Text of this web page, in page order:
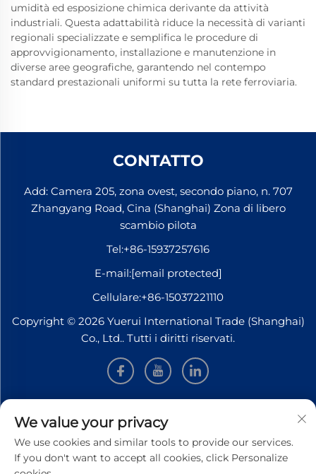
umidità ed esposizione chimica derivante da attività
industriali. Questa adattabilità riduce la necessità di varianti
regionali specializzate e semplifica le procedure di
approvvigionamento, installazione e manutenzione in
diverse aree geografiche, garantendo nel contempo
standard prestazionali uniformi su tutta la rete ferroviaria.
CONTATTO
Add: Camera 205, zona ovest, secondo piano, n. 707
Zhangyang Road, Cina (Shanghai) Zona di libero
scambio pilota
Tel:+86-15937257616
E-mail:[email protected]
Cellulare:+86-15037221110
Copyright © 2026 Yuerui International Trade (Shanghai)
Co., Ltd.. Tutti i diritti riservati.
INFORMAZIONI
Iscriviti per ricevere la nostra newsletter settimanale
We value your privacy
We use cookies and similar tools to provide our services.
If you don't want to accept all cookies, click Personalize